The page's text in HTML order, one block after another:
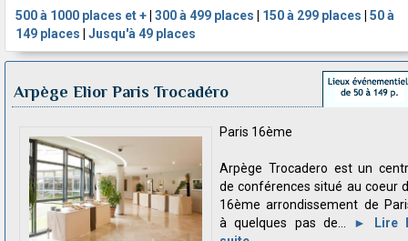
500 à 1000 places et + 300 à 499 places 150 à 299 places
50 à
149 places
Jusqu'à 49 places
Arpège Elior Paris Trocadéro
Paris 16ème
Arpège Trocadero est un
de conférences situé au coeur
16ème arrondissement de
à quelques pas de...
► Lire